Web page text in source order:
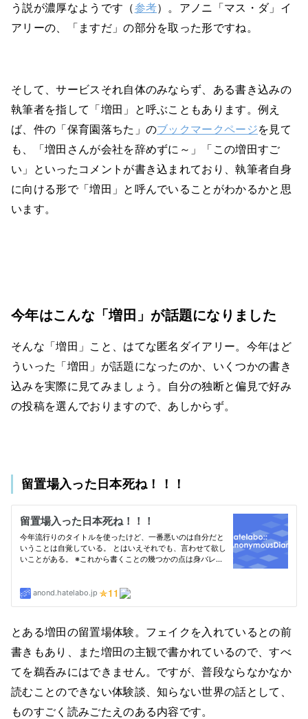
う説が濃厚なようです（参考）。アノニ「マス・ダ」イ
アリーの、「ますだ」の部分を取った形ですね。
そして、サービスそれ自体のみならず、ある書き込みの
執筆者を指して「増田」と呼ぶこともあります。例え
ば、件の「保育園落ちた」のブックマークページを見て
も、「増田さんが会社を辞めずに～」「この増田すご
い」といったコメントが書き込まれており、執筆者自身
に向ける形で「増田」と呼んでいることがわかるかと思
います。
今年はこんな「増田」が話題になりました
そんな「増田」こと、はてな匿名ダイアリー。今年はど
ういった「増田」が話題になったのか、いくつかの書き
込みを実際に見てみましょう。自分の独断と偏見で好み
の投稿を選んでおりますので、あしからず。
留置場入った日本死ね！！！
とある増田の留置場体験。フェイクを入れているとの前
書きもあり、また増田の主観で書かれているので、すべ
てを鵜呑みにはできません。ですが、普段ならなかなか
読むことのできない体験談、知らない世界の話として、
ものすごく読みごたえのある内容です。